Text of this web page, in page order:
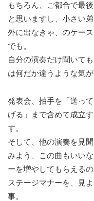
もちろん、ご都合で最
と思いますし、小さい
外に出なきゃ、のケー
でも。
自分の演奏だけ聞いて
は何だか違うような気が
発表会、拍手を「送っ
げる」まで含めて成立
す。
そして、他の演奏を見
みよう、この曲もいい
ーを増やしてもらえる
ステージマナーを、見
事。